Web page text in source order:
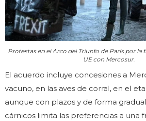
Protestas en el Arco del Triunfo de París por la
UE con Mercosur.
El acuerdo incluye concesiones a
vacuno, en las aves de corral, en el
aunque con plazos y de forma
cárnicos limita las preferencias a una